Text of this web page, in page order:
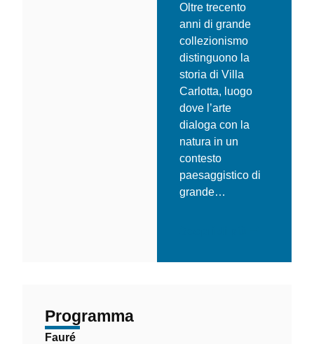
Oltre trecento
anni di grande
collezionismo
distinguono la
storia di Villa
Carlotta, luogo
dove l’arte
dialoga con la
natura in un
contesto
paesaggistico di
grande…
Programma
Fauré